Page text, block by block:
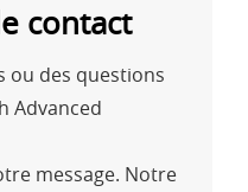
contact
ou des questions
Advanced
message. Notre